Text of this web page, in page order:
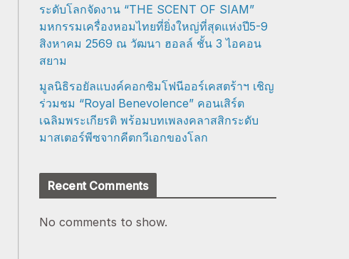
ระดับโลกจัดงาน “THE SCENT OF SIAM”
มหกรรมเครื่องหอมไทยที่ยิ่งใหญ่ที่สุดแห่งปี5-9
สิงหาคม 2569 ณ วัฒนา ฮอลล์ ชั้น 3 ไอคอน
สยาม
มูลนิธิรอยัลแบงค์คอกซิมโฟนีออร์เคสตร้าฯ เชิญ
ร่วมชม “Royal Benevolence” คอนเสิร์ต
เฉลิมพระเกียรติ พร้อมบทเพลงคลาสสิกระดับ
มาสเตอร์พีซจากคีตกวีเอกของโลก
Recent Comments
No comments to show.